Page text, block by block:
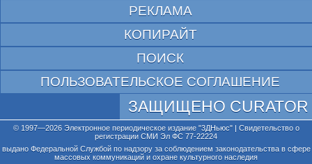
РЕКЛАМА
КОПИРАЙТ
ПОИСК
ПОЛЬЗОВАТЕЛЬСКОЕ СОГЛАШЕНИЕ
ЗАЩИЩЕНО CURATOR
© 1997—2026 Электронное периодическое издание "3ДНьюс" | Свидетельство о
регистрации СМИ Эл ФС 77-22224
выдано Федеральной Службой по надзору за соблюдением законодательства в сфере
массовых коммуникаций и охране культурного наследия